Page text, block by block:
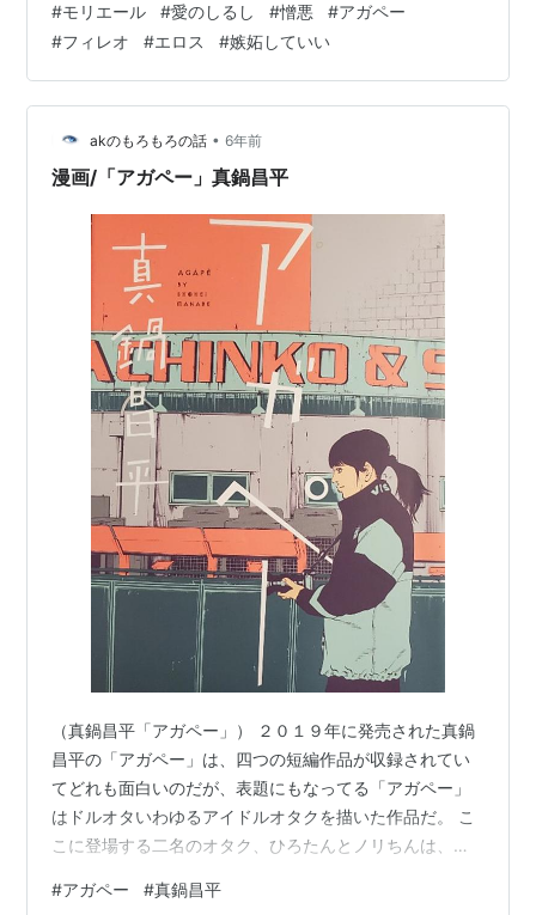
ものは限定的です。 まず、有限である人間は、「限界」
という事実を受け止める必要があります。 人間は、生存
のため子孫繁栄のために、「食欲」「睡眠欲」「性欲」
を与えられています。 それは、必要不可欠な要素です
が、上手くコントロールできないと、「歯止めがきかな
い欲」に振り回されて、危うい方向に迷い出てしまい…
#モリエール #愛のしるし #憎悪 #アガペー
#フィレオ #エロス #嫉妬していい
akのもろもろの話 • 6年前
漫画/「アガペー」真鍋昌平
（真鍋昌平「アガペー」） ２０１９年に発売された真鍋
昌平の「アガペー」は、四つの短編作品が収録されてい
てどれも面白いのだが、表題にもなってる「アガペー」
はドルオタいわゆるアイドルオタクを描いた作品だ。 こ
こに登場する二名のオタク、ひろたんとノリちんは、地
柿沢あやかというアイドルを推していて、共にライブに
#アガペー #真鍋昌平